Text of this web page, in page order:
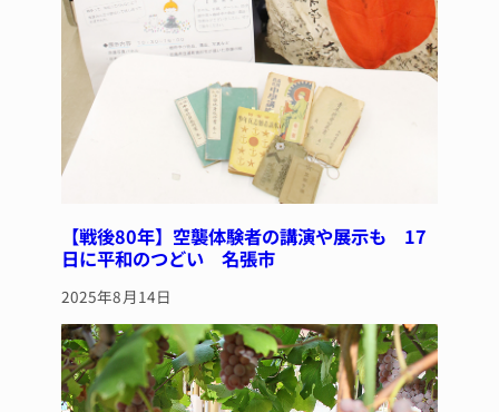
【戦後80年】空襲体験者の講演や展示も 17
日に平和のつどい 名張市
2025年8月14日